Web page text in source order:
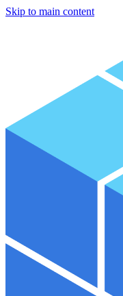
Skip to main content